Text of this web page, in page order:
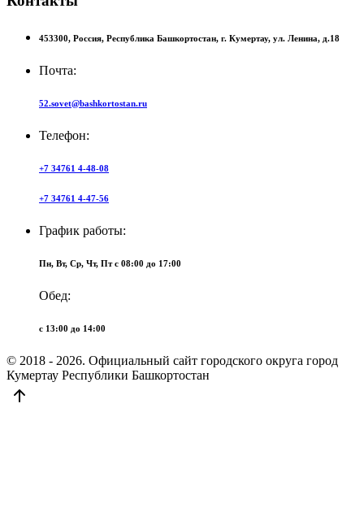
453300, Россия, Республика Башкортостан, г. Кумертау, ул. Ленина, д.18
Почта:
52.sovet@bashkortostan.ru
Телефон:
+7 34761 4-48-08
+7 34761 4-47-56
График работы:
Пн, Вт, Ср, Чт, Пт c 08:00 до 17:00
Обед:
c 13:00 до 14:00
© 2018 - 2026. Официальный сайт городского округа город
Кумертау Республики Башкортостан